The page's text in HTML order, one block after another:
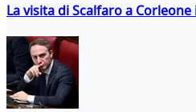
La visita di Scalfaro a